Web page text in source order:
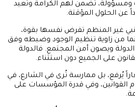
ومسؤولة، تضمن لهم الكرامة وتعيد
عن الحلول المؤقتة.
غير المنظم تفرض نفسها بقوة،
من زاوية تنظيم الوجود وضبطه وفق
ويصون أمن المجتمع. فالدولة
على الجميع دون استثناء.
يُرفع، بل ممارسة تُرى في الشارع، في
القوانين، وفي قدرة المؤسسات على